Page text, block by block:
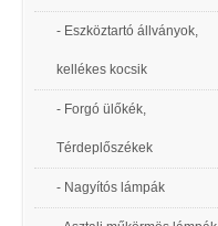
- Eszköztartó állványok,
kellékes kocsik
- Forgó ülőkék,
Térdeplőszékek
- Nagyítós lámpák